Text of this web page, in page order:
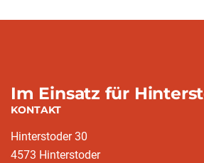
Im Einsatz für
KONTAKT
Hinterstoder 30
4573 Hinterstoder